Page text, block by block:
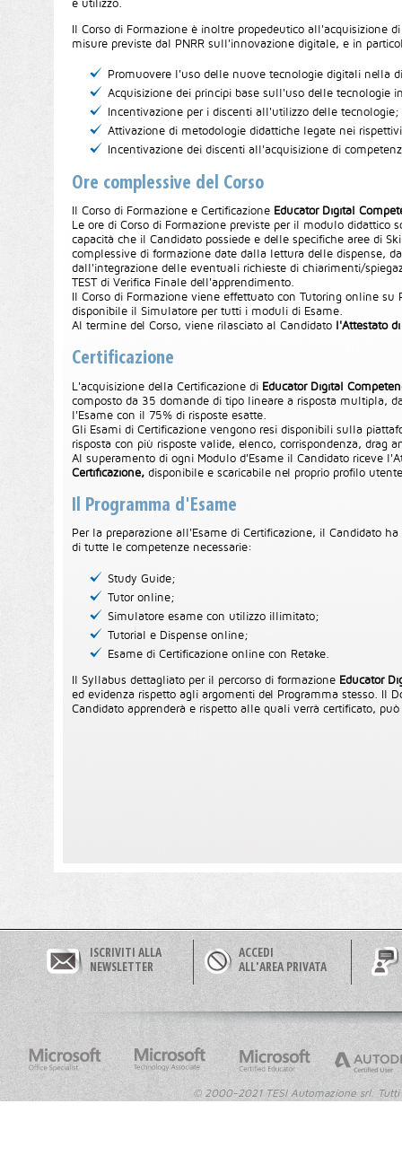
e utilizzo.
Il Corso di Formazione è inoltre propedeutico
misure previste dal PNRR sull'innovazione digitale, e in
Promuovere l'uso delle nuove tecnologie digitali nella
Acquisizione dei principi base sull'uso delle tecnologie
Incentivazione per i discenti all'utilizzo delle tecnologie;
Attivazione di metodologie didattiche legate nei
Incentivazione dei discenti all'acquisizione di
Ore complessive del Corso
Il Corso di Formazione e Certificazione Educator Digital
Le ore di Corso di Formazione previste per il modulo
capacità che il Candidato possiede e delle specifiche aree di
complessive di formazione date dalla lettura delle dispense,
dall'integrazione delle eventuali richieste di chiarimenti/
TEST di Verifica Finale dell'apprendimento.
Il Corso di Formazione viene effettuato con Tutoring online su
disponibile il Simulatore per tutti i moduli di Esame.
Al termine del Corso, viene rilasciato al Candidato
l'Attestato
Certificazione
L'acquisizione della Certificazione di Educator Digital
composto da 35 domande di tipo lineare a risposta multipla,
l'Esame con il 75% di risposte esatte.
Gli Esami di Certificazione vengono resi disponibili sulla
risposta con più risposte valide, elenco, corrispondenza, drag
Al superamento di ogni Modulo d'Esame il Candidato riceve
Certificazione, disponibile e scaricabile nel proprio profilo
Il Programma d'Esame
Per la preparazione all'Esame di Certificazione, il Candidato
di tutte le competenze necessarie:
Study Guide;
Tutor online;
Simulatore esame con utilizzo illimitato;
Tutorial e Dispense online;
Esame di Certificazione online con Retake.
Il Syllabus dettagliato per il percorso di formazione Educator
ed evidenza rispetto agli argomenti del Programma stesso. Il
Candidato apprenderà e rispetto alle quali verrà certificato, può
ISCRIVITI ALLA
NEWSLETTER
ACCEDI
ALL'AREA PRIVATA
© 2000-2021 TESI Automazione srl.